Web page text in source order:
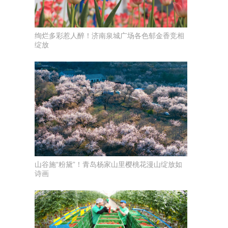
绚烂多彩惹人醉！济南泉城广场各色郁金香竞相
绽放
山谷施“粉黛”！青岛杨家山里樱桃花漫山绽放如
诗画